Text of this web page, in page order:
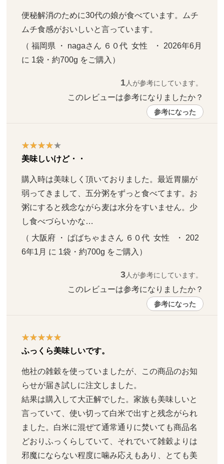
便秘解消のために30代の娘が食べています。ムチ
ムチ食感がおいしいと言っています。
（ 福岡県 ・ nagaさん ６０代  女性   ・ 2026年6月
に 1袋・約700g をご購入）
1人が参考にしています。
このレビューは参考になりましたか？
参考になった
美味しいけど・・
購入時は美味しく頂いておりました。最近胃腸が
弱ってきまして、五分粥をずっと食べてます。お
粥にすると残念ながら麦は水分をすいません。少
し食べづらいかな…
（ 大阪府 ・ ぱばちゃまさん ６０代  女性   ・ 202
6年1月 に 1袋・約700g をご購入）
3人が参考にしています。
このレビューは参考になりましたか？
参考になった
ふっくら美味しいです。
他社の雑穀を使っていましたが、この商品のお知
らせが届き試しに注文しました。
結果は購入して大正解でした。家族も美味しいと
言っていて、使い切って白米で出すと残念がられ
ました。白米に混ぜて通常通りに焚いても商品名
どおりふっくらしていて、それでいて雑穀よりは
邪魔にならない程度に噛み応えもあり、とても美